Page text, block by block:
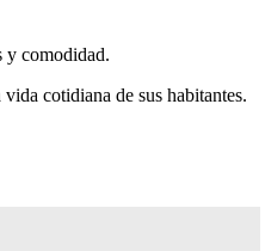
y comodidad.
cotidiana de sus habitantes.